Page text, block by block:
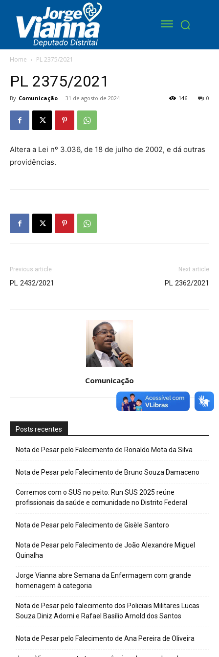
Home PL 2375/2021
PL 2375/2021
By Comunicação - 31 de agosto de 2024 0
146
Altera a Lei nº 3.036, de 18 de julho de 2002, e dá outras
providências.
Previous article
PL 2432/2021
Next article
PL 2362/2021
Comunicação
Posts recentes
Nota de Pesar pelo Falecimento de Ronaldo Mota da Silva
Nota de Pesar pelo Falecimento de Bruno Souza Damaceno
Corremos com o SUS no peito: Run SUS 2025 reúne
profissionais da saúde e comunidade no Distrito Federal
Nota de Pesar pelo Falecimento de Gisèle Santoro
Nota de Pesar pelo Falecimento de João Alexandre Miguel
Quinalha
Jorge Vianna abre Semana da Enfermagem com grande
homenagem à categoria
Nota de Pesar pelo falecimento dos Policiais Militares Lucas
Souza Diniz Adorni e Rafael Basílio Arnold dos Santos
Nota de Pesar pelo Falecimento de Ana Pereira de Oliveira